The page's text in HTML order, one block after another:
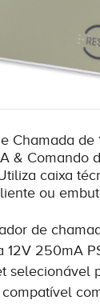
Chamada de
& Comando
caixa
ou
de
12V 250mA
selecionável